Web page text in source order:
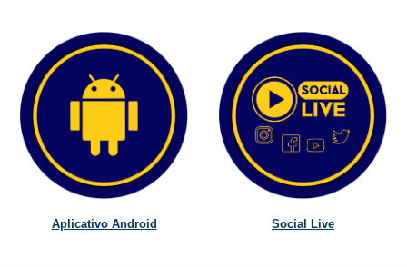
Aplicativo Android Social Live